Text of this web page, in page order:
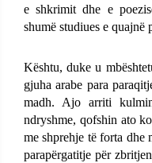
e shkrimit dhe e
shumë studiues e quajnë
Kështu, duke u
gjuha arabe para
madh. Ajo arriti
ndryshme, qofshin ato
me shprehje të forta dhe
parapërgatitje për